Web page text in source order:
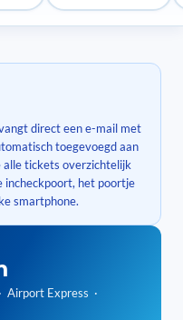
direct een e-mail met
toegevoegd aan
alle tickets overzichtelijk
incheckpoort, het poortje
smartphone.
Airport Express ·